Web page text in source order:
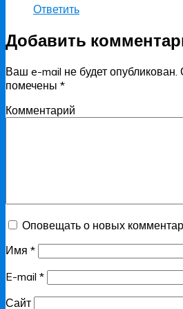
Ответить
Добавить
Ваш e-mail не будет опубликован.
помечены *
Комментарий
Оповещать о новых
Имя *
E-mail *
Сайт